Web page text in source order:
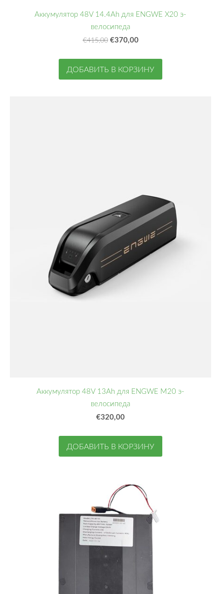
Аккумулятор 48V 14.4Ah для ENGWE X20 э-
велосипеда
€415,00 €370,00
ДОБАВИТЬ В КОРЗИНУ
Аккумулятор 48V 13Ah для ENGWE M20 э-
велосипеда
€320,00
ДОБАВИТЬ В КОРЗИНУ